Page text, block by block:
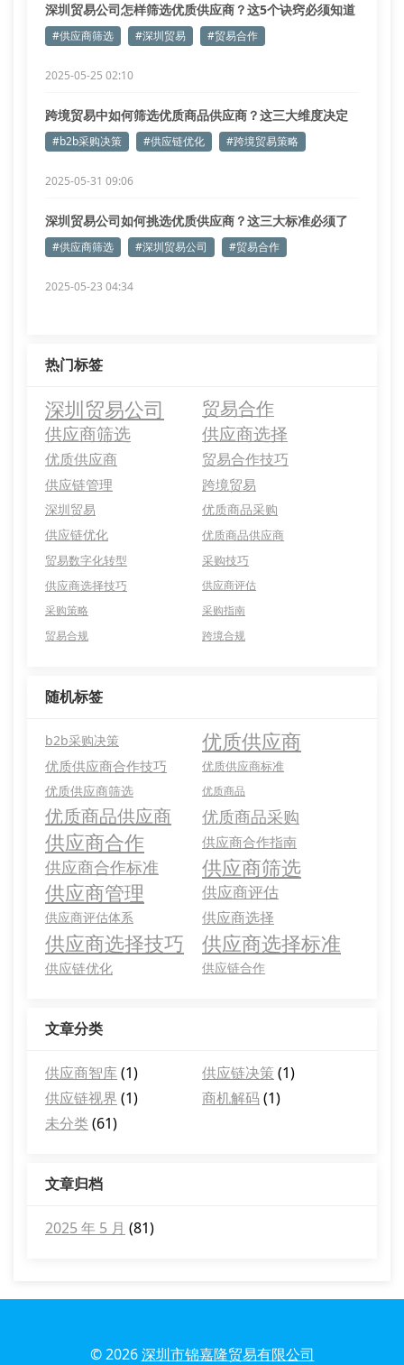
深圳贸易公司怎样筛选优质供应商？这5个诀窍必须知道
#供应商筛选 #深圳贸易 #贸易合作
2025-05-25 02:10
跨境贸易中如何筛选优质商品供应商？这三大维度决定
采购成败
#b2b采购决策 #供应链优化 #跨境贸易策略
2025-05-31 09:06
深圳贸易公司如何挑选优质供应商？这三大标准必须了
解#供应商筛选 #深圳贸易公司 #贸易合作
2025-05-23 04:34
热门标签
深圳贸易公司 贸易合作
供应商筛选 供应商选择
优质供应商
贸易合作技巧
供应链管理
跨境贸易
深圳贸易
优质商品采购
供应链优化
优质商品供应商
贸易数字化转型
采购技巧
供应商选择技巧
供应商评估
采购策略
采购指南
贸易合规
跨境合规
随机标签
b2b采购决策 优质供应商
优质供应商合作技巧 优质供应商标准
优质供应商筛选 优质商品
优质商品供应商 优质商品采购
供应商合作 供应商合作指南
供应商合作标准
供应商筛选
供应商管理
供应商评估
供应商评估体系 供应商选择
供应商选择技巧 供应商选择标准
供应链优化 供应链合作
文章分类
供应商智库 (1) 供应链决策 (1)
供应链视界 (1) 商机解码 (1)
未分类(61)
文章归档
2025 年 5 月 (81)
© 2026深圳市锦嘉隆贸易有限公司